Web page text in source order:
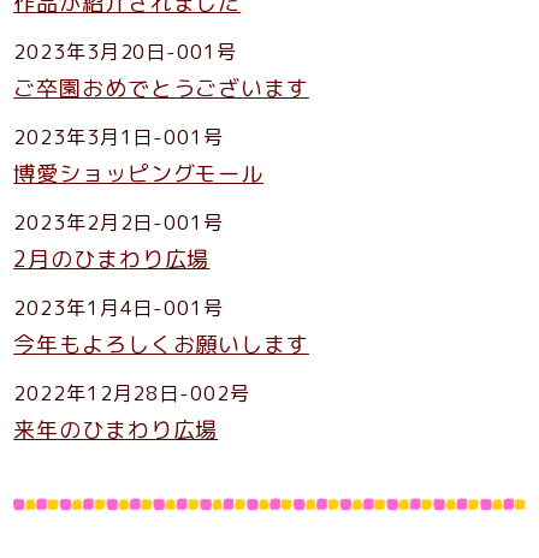
2023年3月20日-001号
ご卒園おめでとうございます
2023年3月1日-001号
博愛ショッピングモール
2023年2月2日-001号
2月のひまわり広場
2023年1月4日-001号
今年もよろしくお願いします
2022年12月28日-002号
来年のひまわり広場